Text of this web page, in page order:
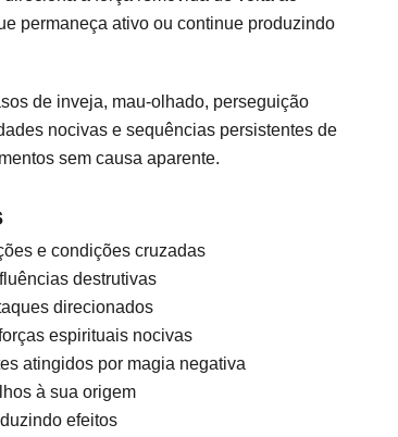
permaneça ativo ou continue produzindo
de inveja, mau-olhado, perseguição
nocivas e sequências persistentes de
sem causa aparente.
e condições cruzadas
destrutivas
direcionados
espirituais nocivas
atingidos por magia negativa
à sua origem
efeitos